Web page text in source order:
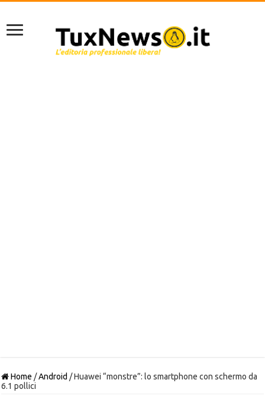
Home /Android /Huawei “monstre”: lo smartphone con schermo da
6.1 pollici